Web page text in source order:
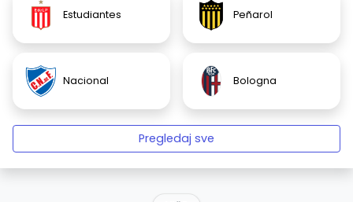
Estudiantes Peñarol
Nacional Bologna
Pregledaj sve